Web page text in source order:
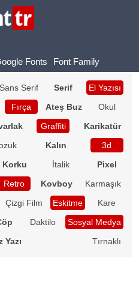
Fonts Font Family
Sans Serif Serif
El Yazısı
Fırça Ateş Buz
Okul
Graffiti
Karikatür
Kalın
3d
Korku İtalik
Pixel
Retro Kovboy
Karmaşık
Çizgi Film Eskitme
Kare
Daktilo
Sosyal Medya
Yazı Tırnaklı